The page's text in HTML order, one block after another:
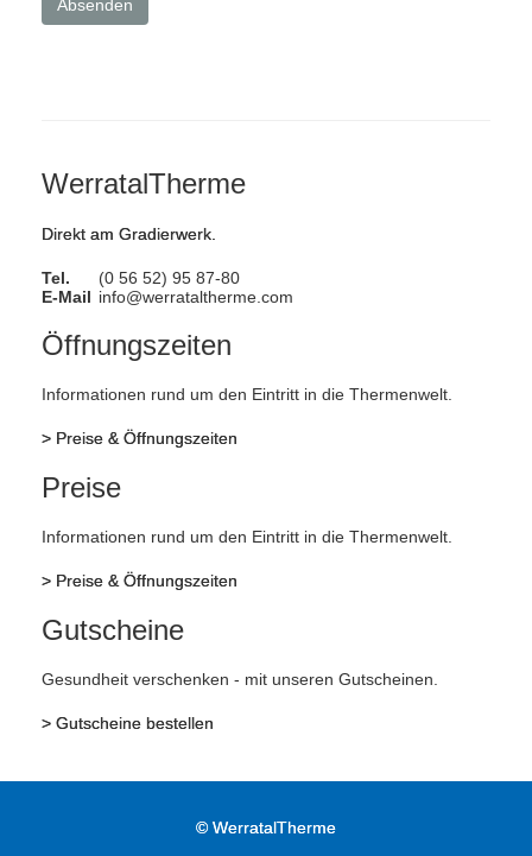
WerratalTherme
Direkt am Gradierwerk.
Tel.
(0 56 52) 95 87-80
E-Mail info@werrataltherme.com
Öffnungszeiten
Informationen rund um den Eintritt in die Thermenwelt.
> Preise & Öffnungszeiten
Preise
Informationen rund um den Eintritt in die Thermenwelt.
> Preise & Öffnungszeiten
Gutscheine
Gesundheit verschenken - mit unseren Gutscheinen.
> Gutscheine bestellen
© WerratalTherme